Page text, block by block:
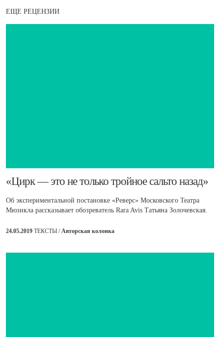
ЕЩЕ РЕЦЕНЗИИ
​«Цирк — это не только тройное сальто назад»
Об экспериментальной постановке «Реверс» Московского Театра
Мюзикла рассказывает обозреватель Rara Avis Татьяна Золочевская.
24.05.2019 ТЕКСТЫ /Авторская колонка